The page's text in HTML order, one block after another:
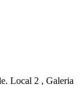
. Local 2 , Galeria